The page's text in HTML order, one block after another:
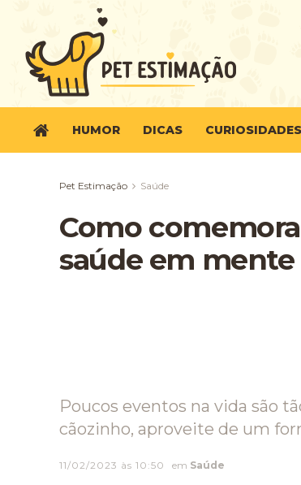
HUMOR DICAS CURIOSIDADES
Pet Estimação Saúde
Como
saúde em mente
Poucos eventos na vida são
cãozinho, aproveite de um
11/02/2023 às 10:50 em Saúde